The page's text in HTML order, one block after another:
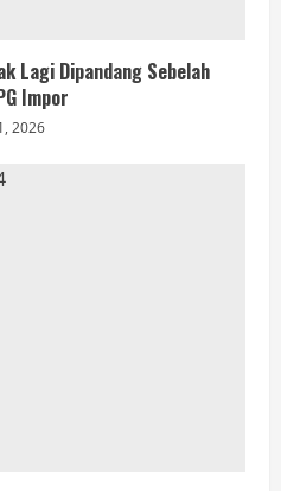
Lagi Dipandang Sebelah
Impor
2026